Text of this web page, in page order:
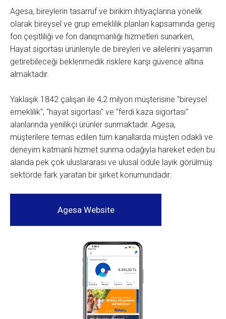
Agesa, bireylerin tasarruf ve birikim ihtiyaçlarına yönelik
olarak bireysel ve grup emeklilik planları kapsamında geniş
fon çeşitliliği ve fon danışmanlığı hizmetleri sunarken,
Hayat sigortası ürünleriyle de bireyleri ve ailelerini yaşamın
getirebileceği beklenmedik risklere karşı güvence altına
almaktadır.
Yaklaşık 1842 çalışan ile 4,2 milyon müşterisine "bireysel
emeklilik", "hayat sigortası" ve "ferdi kaza sigortası"
alanlarında yenilikçi ürünler sunmaktadır. Agesa,
müşterilere temas edilen tüm kanallarda müşteri odaklı ve
deneyim katmanlı hizmet sunma odağıyla hareket eden bu
alanda pek çok uluslararası ve ulusal ödüle layık görülmüş
sektörde fark yaratan bir şirket konumundadır.
Agesa Website